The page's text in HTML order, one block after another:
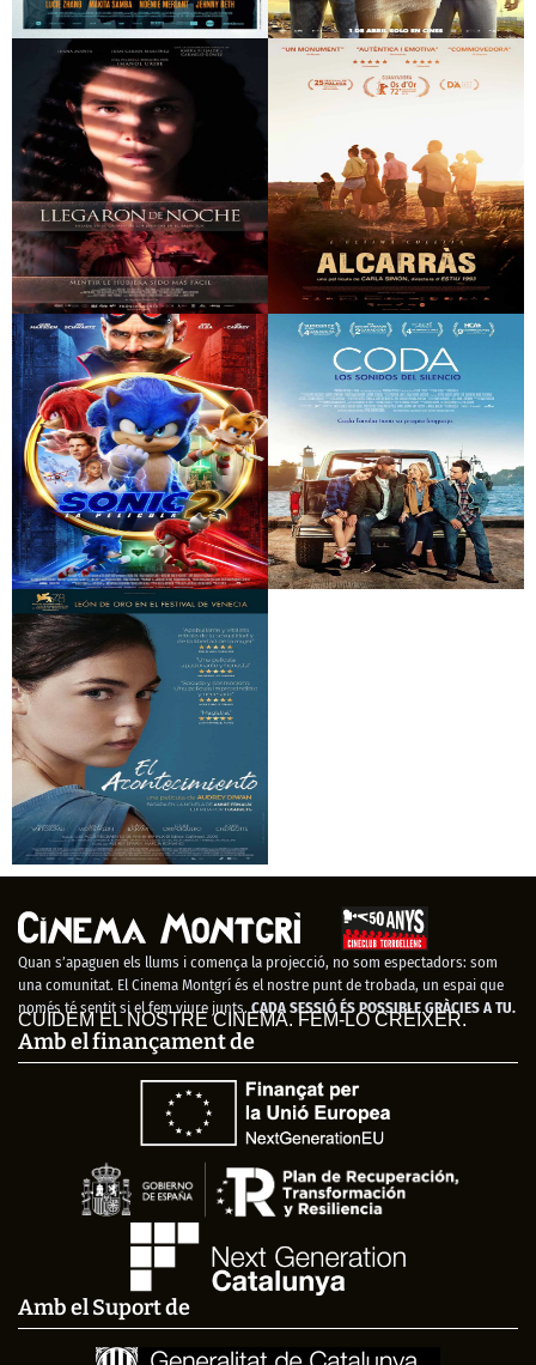
PARÍS, Distrito 13 Canallas
Llegaron de noche Alcarràs
Sonic 2: La película
Quan s’apaguen els llums i comença la projecció, no som espectadors: som
una comunitat. El Cinema Montgrí és el nostre punt de trobada, un espai que
només té sentit si el fem viure junts. CADA SESSIÓ ÉS POSSIBLE GRÀCIES A TU.
CUIDEM EL NOSTRE CINEMA. FEM-LO CRÉIXER.
Amb el finançament de
Amb el Suport de